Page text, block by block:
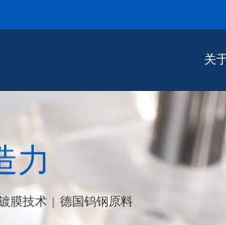
关
力
膜技术 | 德国钨钢原料